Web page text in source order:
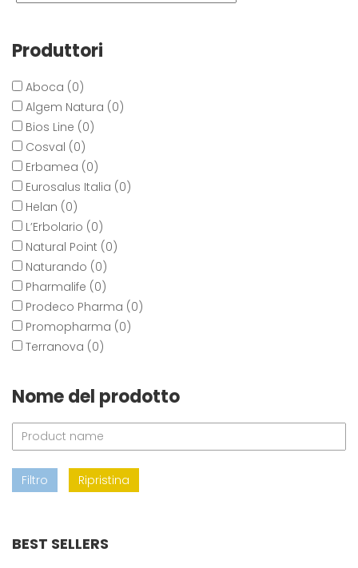
Produttori
Aboca (0)
Algem Natura (0)
Bios Line (0)
Cosval (0)
Erbamea (0)
Eurosalus Italia (0)
Helan (0)
L’Erbolario (0)
Natural Point (0)
Naturando (0)
Pharmalife (0)
Prodeco Pharma (0)
Promopharma (0)
Terranova (0)
Nome del prodotto
Filtro Ripristina
BEST SELLERS